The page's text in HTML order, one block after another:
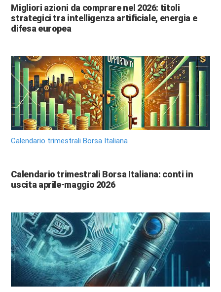
Migliori azioni da comprare nel 2026: titoli
strategici tra intelligenza artificiale, energia e
difesa europea
Calendario trimestrali Borsa Italiana
Calendario trimestrali Borsa Italiana: conti in
uscita aprile-maggio 2026